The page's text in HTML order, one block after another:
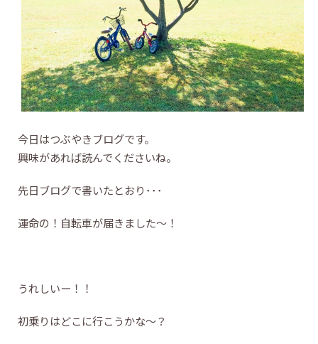
今日はつぶやきブログです。
興味があれば読んでくださいね。
先日ブログで書いたとおり･･･
運命の！自転車が届きました～！
うれしいー！！
初乗りはどこに行こうかな～？